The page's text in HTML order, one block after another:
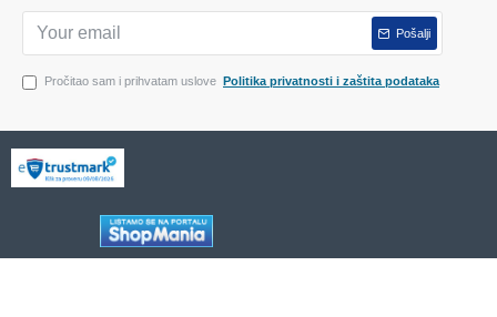
Pošalji
Pročitao sam i prihvatam uslove Politika privatnosti i zaštita podataka